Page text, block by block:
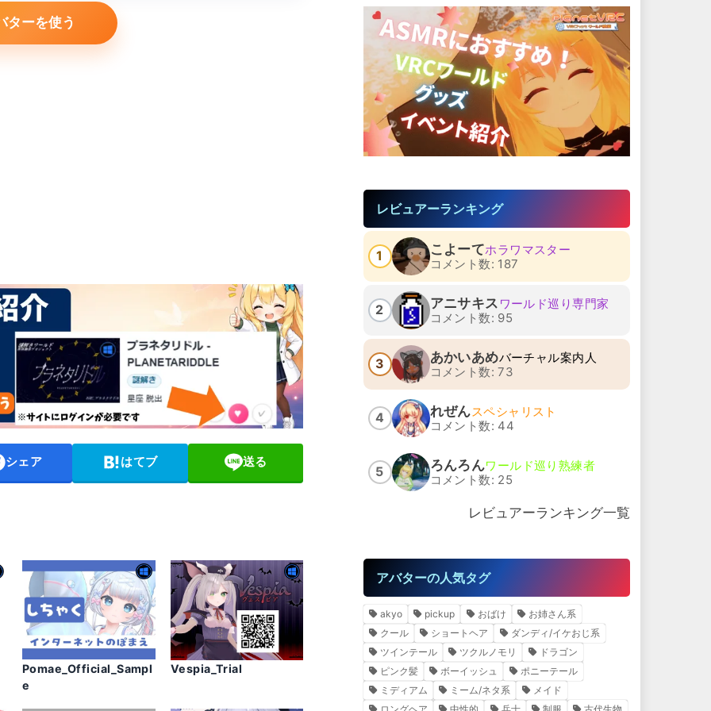
ターを使う
シェア はてブ 送る
Pomae_Official_Sampl
e
Vespia_Trial
レビュアーランキング
1 こよーてホラワマスター
コメント数: 187
2 アニサキス ワールド巡り専門家
コメント数: 95
3 あかいあめバーチャル案内人
コメント数: 73
4 れぜんスペシャリスト
コメント数: 44
5 ろんろんワールド巡り熟練者
コメント数: 25
レビュアーランキング一覧
アバターの人気タグ
akyo pickup おばけ
お姉さん系
クール
ショートヘア
ダンディ/イケおじ系
ツインテール
ツクルノモリ
ドラゴン
ピンク髪
ボーイッシュ
ポニーテール
ミディアム
ミーム/ネタ系
メイド